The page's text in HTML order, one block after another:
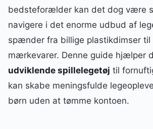
bedsteforælder kan det dog være
navigere i det enorme udbud af
spænder fra billige plastikdimser til
mærkevarer. Denne guide hjælper
udviklende spillelegetøj til
kan skabe meningsfulde
børn uden at tømme kontoen.